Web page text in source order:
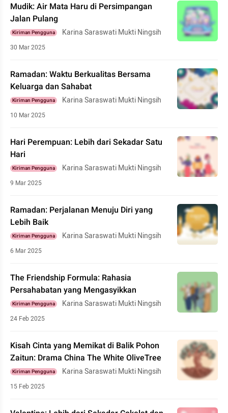
Mudik: Air Mata Haru di Persimpangan
Jalan Pulang
Kiriman Pengguna Karina Saraswati Mukti Ningsih
30 Mar 2025
Ramadan: Waktu Berkualitas Bersama
Keluarga dan Sahabat
Kiriman Pengguna Karina Saraswati Mukti Ningsih
10 Mar 2025
Hari Perempuan: Lebih dari Sekadar Satu
Hari
Kiriman Pengguna Karina Saraswati Mukti Ningsih
9 Mar 2025
Ramadan: Perjalanan Menuju Diri yang
Lebih Baik
Kiriman Pengguna Karina Saraswati Mukti Ningsih
6 Mar 2025
The Friendship Formula: Rahasia
Persahabatan yang Mengasyikkan
Kiriman Pengguna Karina Saraswati Mukti Ningsih
24 Feb 2025
Kisah Cinta yang Memikat di Balik Pohon
Zaitun: Drama China The White OliveTree
Kiriman Pengguna Karina Saraswati Mukti Ningsih
15 Feb 2025